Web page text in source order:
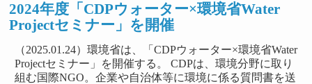
2024年度「CDPウォーター×環境省Water
Projectセミナー」を開催
（2025.01.24）環境省は、「CDPウォーター×環境省Water
Projectセミナー」を開催する。 CDPは、環境分野に取り
組む国際NGO。企業や自治体等に環境に係る質問書を送